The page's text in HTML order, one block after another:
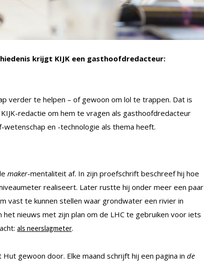
krijgt KIJK een gasthoofdredacteur:
verder te helpen – of gewoon om lol te trappen. Dat is
redactie om hem te vragen als gasthoofdredacteur
en -technologie als thema heeft.
maker-mentaliteit af. In zijn proefschrift beschreef hij hoe
realiseert. Later rustte hij onder meer een paar
vast te kunnen stellen waar grondwater een rivier in
nieuws met zijn plan om de LHC te gebruiken voor iets
als neerslagmeter.
gewoon door. Elke maand schrijft hij een pagina in de